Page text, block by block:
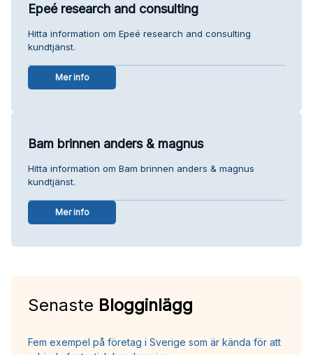
Epeé research and consulting
Hitta information om Epeé research and consulting
kundtjänst.
Mer info
Bam brinnen anders & magnus
Hitta information om Bam brinnen anders & magnus
kundtjänst.
Mer info
Senaste Blogginlägg
Fem exempel på företag i Sverige som är kända för att